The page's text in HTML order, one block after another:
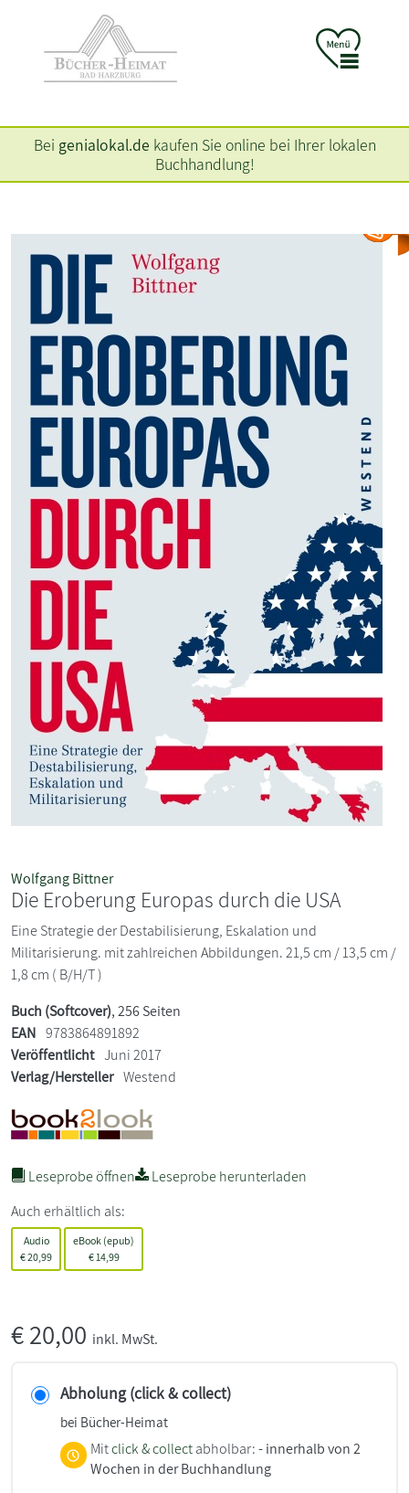
Bei genialokal.de kaufen Sie online bei Ihrer lokalen
Buchhandlung!
Wolfgang Bittner
Die Eroberung Europas durch die USA
Eine Strategie der Destabilisierung, Eskalation und
Militarisierung. mit zahlreichen Abbildungen. 21,5 cm / 13,5 cm /
1,8 cm ( B/H/T )
Buch (Softcover), 256 Seiten
EAN 9783864891892
Veröffentlicht Juni 2017
Verlag/Hersteller Westend
Leseprobe öffnen
Leseprobe herunterladen
Auch erhältlich als:
Audio
€20,99
eBook (epub)
€14,99
€20,00 inkl. MwSt.
Abholung (click & collect)
bei Bücher-Heimat
Mitclick & collect abholbar:- innerhalb von 2
Wochen in der Buchhandlung